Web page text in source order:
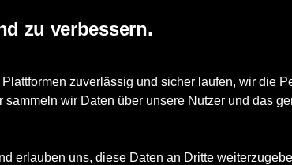
zu verbessern.
zuverlässig und sicher laufen, wir die
wir Daten über unsere Nutzer und das
erlauben uns, diese Daten an Dritte